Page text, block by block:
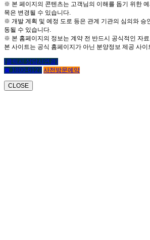
※ 본 페이지의 콘텐츠는 고객님의 이해를 돕기 위한
목은 변경될 수 있습니다.
※ 개발 계획 및 예정 도로 등은 관계 기관의 심의와 승
동될 수 있습니다.
※ 본 홈페이지의 정보는 계약 전 반드시 공식적인 자
본 사이트는 공식 홈페이지가 아닌 분양정보 제공 사이
(클릭시 상담사연결)
☎ 1800-6127 사전방문예약
CLOSE